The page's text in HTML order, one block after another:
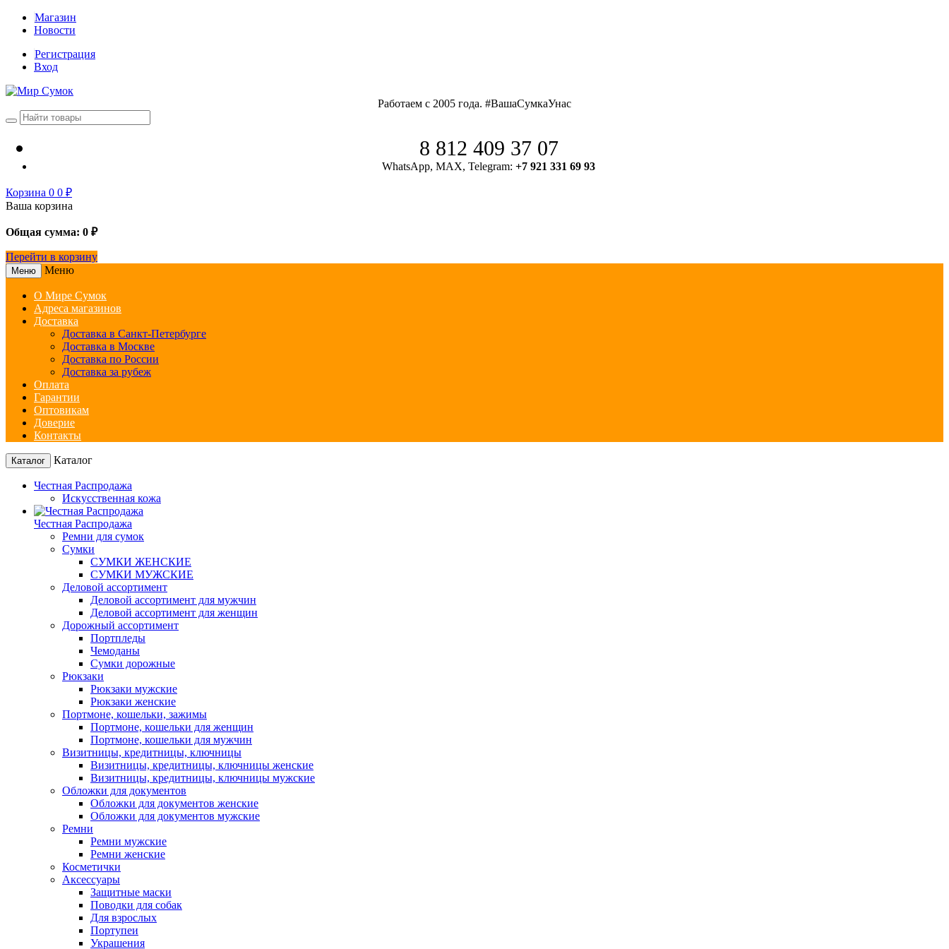
Магазин
Новости
Регистрация
Вход
Работаем с 2005 года. #ВашаСумкаУнас
8 812 409 37 07
WhatsApp, MAX, Telegram: +7 921 331 69 93
Корзина 0 0 ₽
Ваша корзина
Общая сумма: 0 ₽
Перейти в корзину
Меню Меню
О Мире Сумок
Адреса магазинов
Доставка
Доставка в Санкт-Петербурге
Доставка в Москве
Доставка по России
Доставка за рубеж
Оплата
Гарантии
Оптовикам
Доверие
Контакты
Каталог Каталог
Честная Распродажа
Искусственная кожа
Честная Распродажа
Ремни для сумок
Сумки
СУМКИ ЖЕНСКИЕ
СУМКИ МУЖСКИЕ
Деловой ассортимент
Деловой ассортимент для мужчин
Деловой ассортимент для женщин
Дорожный ассортимент
Портпледы
Чемоданы
Сумки дорожные
Рюкзаки
Рюкзаки мужские
Рюкзаки женские
Портмоне, кошельки, зажимы
Портмоне, кошельки для женщин
Портмоне, кошельки для мужчин
Визитницы, кредитницы, ключницы
Визитницы, кредитницы, ключницы женские
Визитницы, кредитницы, ключницы мужские
Обложки для документов
Обложки для документов женские
Обложки для документов мужские
Ремни
Ремни мужские
Ремни женские
Косметички
Аксессуары
Защитные маски
Поводки для собак
Для взрослых
Портупеи
Украшения